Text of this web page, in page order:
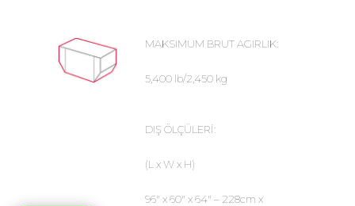
MAKSIMUM BRUT AGIRLIK:
5,400 lb/2,450 kg
DIŞ ÖLÇÜLERİ:
(L x W x H)
96″ x 60″ x 64″ – 228cm x